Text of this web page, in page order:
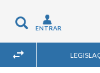
Toggle
navigation
ENTRAR